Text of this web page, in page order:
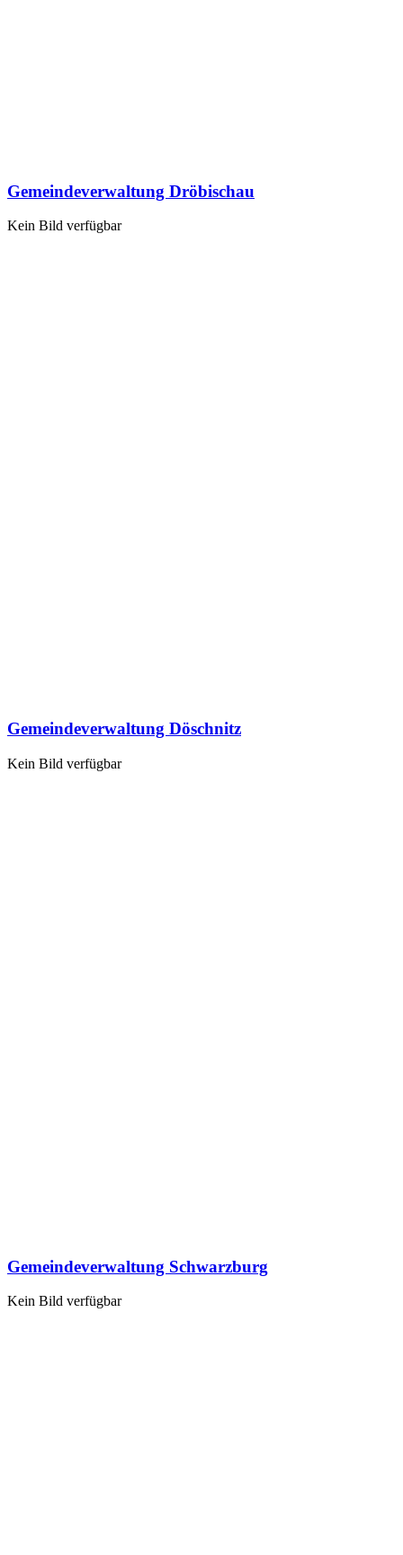
Gemeindeverwaltung Dröbischau
Kein Bild verfügbar
Gemeindeverwaltung Döschnitz
Kein Bild verfügbar
Gemeindeverwaltung Schwarzburg
Kein Bild verfügbar